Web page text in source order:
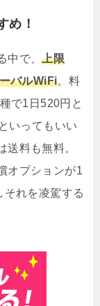
め！
中で、上限
バルWiFi。料
で1日520円と
いってもいい
送料も無料。
オプションが1
それを凌駕する